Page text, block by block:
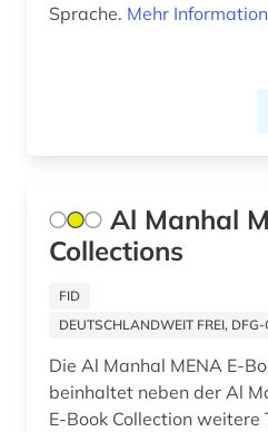
evangelische
Sprache. Mehr
Al Manhal
Collections
FID
DEUTSCHLANDWEIT FREI, DFG-
Die Al Manhal MENA E-
beinhaltet neben der Al
E-Book Collection